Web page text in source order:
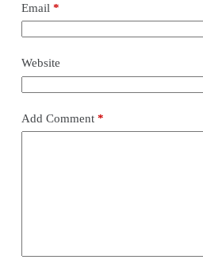
Email *
Website
Add Comment*